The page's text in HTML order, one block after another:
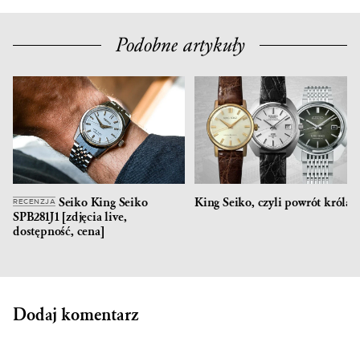
Podobne artykuły
RECENZJA Seiko King Seiko
SPB281J1 [zdjęcia live,
dostępność, cena]
King Seiko, czyli powrót króla
Dodaj komentarz